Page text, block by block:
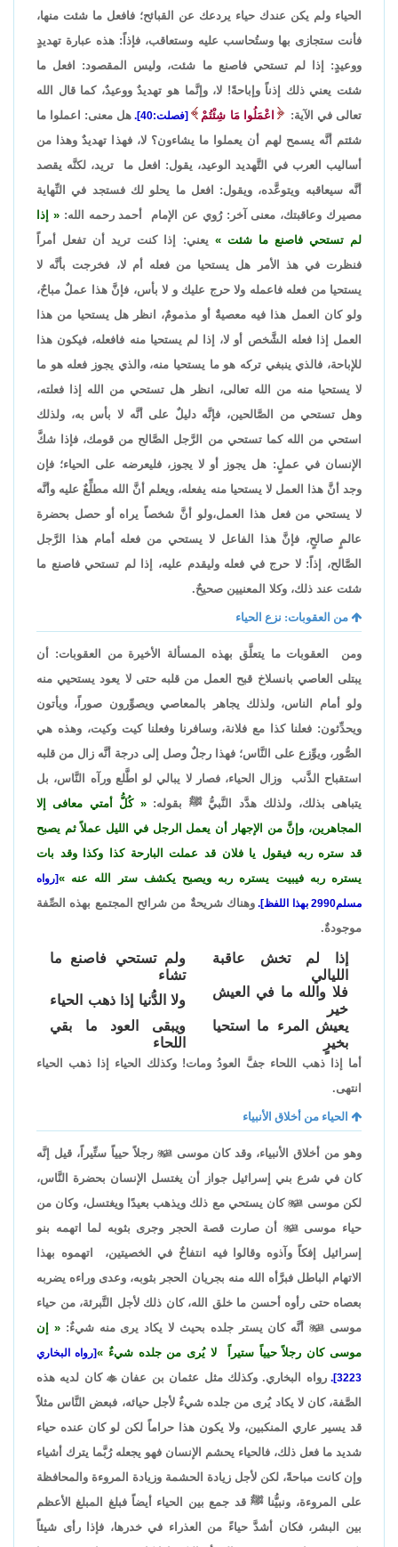
الحياء ولم يكن عندك حياء يردعك عن القبائح؛ فافعل ما شئت منها،
فأنت ستجازى بها وستُحاسب عليه وستعاقب، فإذاً: هذه عبارة تهديدٍ
ووعيدٍ: إذا لم تستحي فاصنع ما شئت، وليس المقصود: افعل ما
شئت يعني ذلك إذناً وإباحةً! لا، وإنَّما هو تهديدٌ ووعيدٌ، كما قال الله
تعالى في الآية:
اعْمَلُوا مَا شِئْتُمْ [فصلت:40].
هل معنى: اعملوا ما
شئتم أنَّه يسمح لهم أن يعملوا ما يشاءون؟ لا، فهذا تهديدٌ وهذا من
أساليب العرب في التَّهديد الوعيد، يقول: افعل ما تريد، لكنَّه يقصد
أنَّه سيعاقبه ويتوعَّده، ويقول: افعل ما يحلو لك فستجد في النِّهاية
مصيرك وعاقبتك، معنى آخر: رُوي عن الإمام أحمد رحمه الله:
إذا
لم تستحي فاصنع ما شئت
يعني: إذا كنت تريد أن تفعل أمراً
فنظرت في هذ الأمر هل يستحيا من فعله أم لا، فخرجت بأنَّه لا
يستحيا من فعله فاعمله ولا حرج عليك و لا بأس، فإنَّ هذا عملٌ مباحٌ،
ولو كان العمل هذا فيه معصيةٌ أو مذمومٌ، انظر هل يستحيا من هذا
العمل إذا فعله الشَّخص أو لا، إذا لم يستحيا منه فافعله، فيكون هذا
للإباحة، فالذي ينبغي تركه هو ما يستحيا منه، والذي يجوز فعله هو ما
لا يستحيا منه من الله تعالى، انظر هل تستحي من الله إذا فعلته،
وهل تستحي من الصَّالحين، فإنَّه دليلٌ على أنَّه لا بأس به، ولذلك
استحي من الله كما تستحي من الرَّجل الصَّالح من قومك، فإذا شكَّ
الإنسان في عملٍ: هل يجوز أو لا يجوز، فليعرضه على الحياء؛ فإن
وجد أنَّ هذا العمل لا يستحيا منه يفعله، ويعلم أنَّ الله مطلِّعٌ عليه وأنَّه
لا يستحي من فعل هذا العمل،ولو أنَّ شخصاً يراه أو حصل بحضرة
عالمٍ صالحٍ، فإنَّ هذا الفاعل لا يستحي من فعله أمام هذا الرَّجل
الصَّالح، إذاً: لا حرج في فعله وليقدم عليه، إذا لم تستحي فاصنع ما
شئت عند ذلك، وكلا المعنيين صحيحٌ.
من العقوبات: نزع الحياء
ومن العقوبات ما يتعلَّق بهذه المسألة الأخيرة من العقوبات: أن
يبتلى العاصي بانسلاخ قبح العمل من قلبه حتى لا يعود يستحيي منه
ولو أمام الناس، ولذلك يجاهر بالمعاصي ويصوِّرون صوراً، ويأتون
ويحدِّثون: فعلنا كذا مع فلانة، وسافرنا وفعلنا كيت وكيت، وهذه هي
الصُّور، ويوِّزع على النَّاس؛ فهذا رجلٌ وصل إلى درجة أنَّه زال من قلبه
استقباح الذَّنب وزال الحياء، فصار لا يبالي لو اطَّلع ورآه النَّاس، بل
يتباهى بذلك، ولذلك هدَّد النَّبيُّ ﷺ بقوله:
كُلُّ أمتي معافى إلا
المجاهرين، وإنَّ من الإجهار أن يعمل الرجل في الليل عملاً ثم يصبح
قد ستره ربه فيقول يا فلان قد عملت البارحة كذا وكذا وقد بات
يستره ربه فيبيت يستره ربه ويصبح يكشف ستر الله عنه
[رواه
مسلم2990 بهذا اللفظ].
وهناك شريحةٌ من شرائح المجتمع بهذه الصِّفة
موجودةٌ.
إذا لم تخش عاقبة
الليالي
ولم تستحي فاصنع ما
تشاء
فلا والله ما في العيش
خير
ولا الدُّنيا إذا ذهب الحياء
يعيش المرء ما استحيا
بخيرٍ
ويبقى العود ما بقي
اللحاء
أما إذا ذهب اللحاء جفَّ العودُ ومات! وكذلك الحياء إذا ذهب الحياء
انتهى.
الحياء من أخلاق الأنبياء
وهو من أخلاق الأنبياء، وقد كان موسى رجلاً حيياً ستِّيراً، قيل إنَّه
كان في شرع بني إسرائيل جواز أن يغتسل الإنسان بحضرة النَّاس،
لكن موسى كان يستحي مع ذلك ويذهب بعيدًا ويغتسل، وكان من
حياء موسى أن صارت قصة الحجر وجرى بثوبه لما اتهمه بنو
إسرائيل إفكاً وآذوه وقالوا فيه انتفاخٌ في الخصيتين، اتهموه بهذا
الاتهام الباطل فبرَّأه الله منه بجريان الحجر بثوبه، وعدى وراءه يضربه
بعصاه حتى رأوه أحسن ما خلق الله، كان ذلك لأجل التَّبرئة، من حياء
موسى أنَّه كان يستر جلده بحيث لا يكاد يرى منه شيءٌ:
إن
موسى كان رجلاً حيياً ستيراً لا يُرى من جلده شيءٌ
[رواه البخاري
3223].
رواه البخاري. وكذلك مثل عثمان بن عفانكان لديه هذه
الصَّفة، كان لا يكاد يُرى من جلده شيءٌ لأجل حيائه، فبعض النَّاس مثلاً
قد يسير عاري المنكبين، ولا يكون هذا حراماً لكن لو كان عنده حياء
شديد ما فعل ذلك، فالحياء يحشم الإنسان فهو يجعله رُبَّما يترك أشياء
وإن كانت مباحةً، لكن لأجل زيادة الحشمة وزيادة المروءة والمحافظة
على المروءة، ونبيُّنا ﷺ قد جمع بين الحياء أيضاً فبلغ المبلغ الأعظم
بين البشر، فكان أشدَّ حياءً من العذراء في خدرها، فإذا رأى شيئاً